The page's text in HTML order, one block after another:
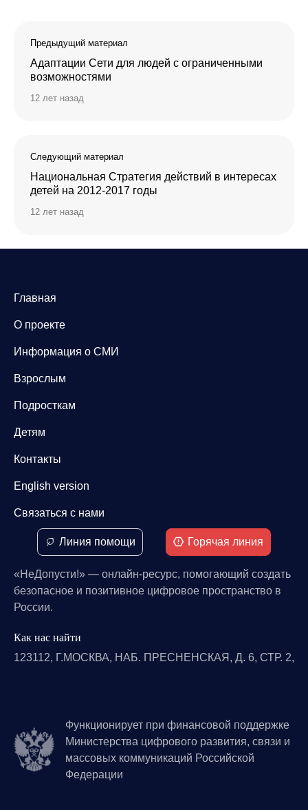
Предыдущий материал
Адаптации Сети для людей с ограниченными
возможностями
12 лет назад
Следующий материал
Национальная Стратегия действий в интересах
детей на 2012-2017 годы
12 лет назад
Главная
О проекте
Информация о СМИ
Взрослым
Подросткам
Детям
Контакты
English version
Связаться с нами
Линия помощи Горячая линия
«НеДопусти!» — онлайн-ресурс, помогающий создать
безопасное и позитивное цифровое пространство в
России.
Как нас найти
123112, Г.МОСКВА, НАБ. ПРЕСНЕНСКАЯ, Д. 6, СТР. 2,
Функционирует при финансовой поддержке
Министерства цифрового развития, связи и
массовых коммуникаций Российской
Федерации